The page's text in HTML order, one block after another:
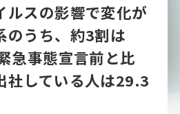
ルスの影響で変化が
のうち、約3割は
急事態宣言前と比
社している人は29.3